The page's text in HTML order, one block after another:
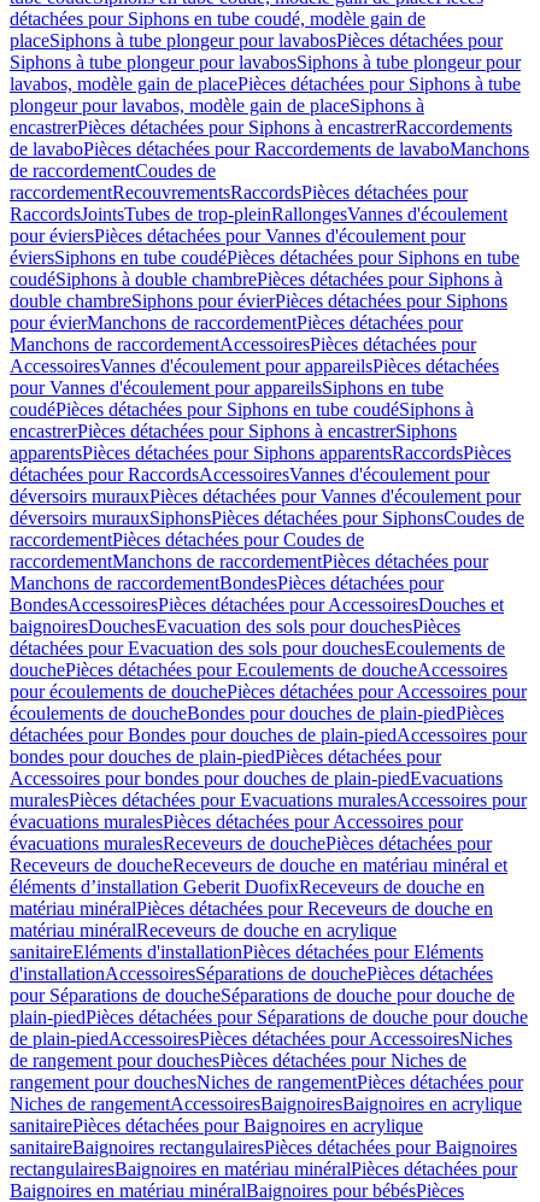
détachées pour Siphons en tube coudé, modèle gain de
placeSiphons à tube plongeur pour lavabosPièces détachées pour
Siphons à tube plongeur pour lavabosSiphons à tube plongeur pour
lavabos, modèle gain de placePièces détachées pour Siphons à tube
plongeur pour lavabos, modèle gain de placeSiphons à
encastrerPièces détachées pour Siphons à encastrerRaccordements
de lavaboPièces détachées pour Raccordements de lavaboManchons
de raccordementCoudes de
raccordementRecouvrementsRaccordsPièces détachées pour
RaccordsJointsTubes de trop-pleinRallongesVannes d'écoulement
pour éviersPièces détachées pour Vannes d'écoulement pour
éviersSiphons en tube coudéPièces détachées pour Siphons en tube
coudéSiphons à double chambrePièces détachées pour Siphons à
double chambreSiphons pour évierPièces détachées pour Siphons
pour évierManchons de raccordementPièces détachées pour
Manchons de raccordementAccessoiresPièces détachées pour
AccessoiresVannes d'écoulement pour appareilsPièces détachées
pour Vannes d'écoulement pour appareilsSiphons en tube
coudéPièces détachées pour Siphons en tube coudéSiphons à
encastrerPièces détachées pour Siphons à encastrerSiphons
apparentsPièces détachées pour Siphons apparentsRaccordsPièces
détachées pour RaccordsAccessoiresVannes d'écoulement pour
déversoirs murauxPièces détachées pour Vannes d'écoulement pour
déversoirs murauxSiphonsPièces détachées pour SiphonsCoudes de
raccordementPièces détachées pour Coudes de
raccordementManchons de raccordementPièces détachées pour
Manchons de raccordementBondesPièces détachées pour
BondesAccessoiresPièces détachées pour AccessoiresDouches et
baignoiresDouchesEvacuation des sols pour douchesPièces
détachées pour Evacuation des sols pour douchesEcoulements de
douchePièces détachées pour Ecoulements de doucheAccessoires
pour écoulements de douchePièces détachées pour Accessoires pour
écoulements de doucheBondes pour douches de plain-piedPièces
détachées pour Bondes pour douches de plain-piedAccessoires pour
bondes pour douches de plain-piedPièces détachées pour
Accessoires pour bondes pour douches de plain-piedEvacuations
muralesPièces détachées pour Evacuations muralesAccessoires pour
évacuations muralesPièces détachées pour Accessoires pour
évacuations muralesReceveurs de douchePièces détachées pour
Receveurs de doucheReceveurs de douche en matériau minéral et
éléments d’installation Geberit DuofixReceveurs de douche en
matériau minéralPièces détachées pour Receveurs de douche en
matériau minéralReceveurs de douche en acrylique
sanitaireEléments d'installationPièces détachées pour Eléments
d'installationAccessoiresSéparations de douchePièces détachées
pour Séparations de doucheSéparations de douche pour douche de
plain-piedPièces détachées pour Séparations de douche pour douche
de plain-piedAccessoiresPièces détachées pour AccessoiresNiches
de rangement pour douchesPièces détachées pour Niches de
rangement pour douchesNiches de rangementPièces détachées pour
Niches de rangementAccessoiresBaignoiresBaignoires en acrylique
sanitairePièces détachées pour Baignoires en acrylique
sanitaireBaignoires rectangulairesPièces détachées pour Baignoires
rectangulairesBaignoires en matériau minéralPièces détachées pour
Baignoires en matériau minéralBaignoires pour bébésPièces